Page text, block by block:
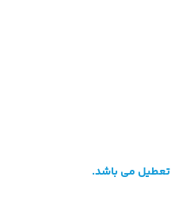
تعطیل می باشد.